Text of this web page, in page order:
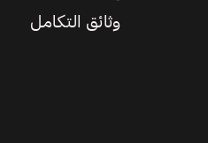
وثائق التكامل